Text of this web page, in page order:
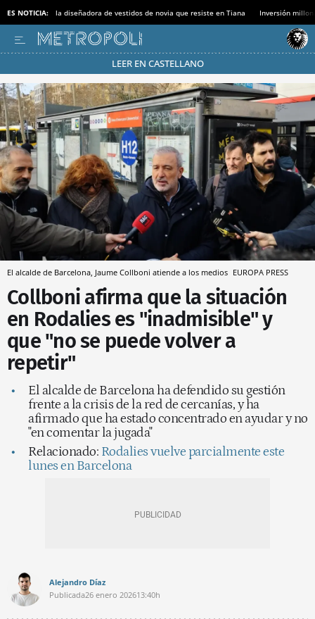
ES NOTICIA: la diseñadora de vestidos de novia que resiste en Tiana Inversión
LEER EN CASTELLANO
Pásate al MODO AHORRO
El alcalde de Barcelona, Jaume Collboni atiende a los medios EUROPA PRESS
Collboni afirma que la situación
en Rodalies es "inadmisible" y
que "no se puede volver a
repetir"
El alcalde de Barcelona ha defendido su gestión
frente a la crisis de la red de cercanías, y ha
afirmado que ha estado concentrado en ayudar y no
"en comentar la jugada"
Relacionado: Rodalies vuelve parcialmente este
lunes en Barcelona
Alejandro Díaz
Publicada26 enero 202613:40h